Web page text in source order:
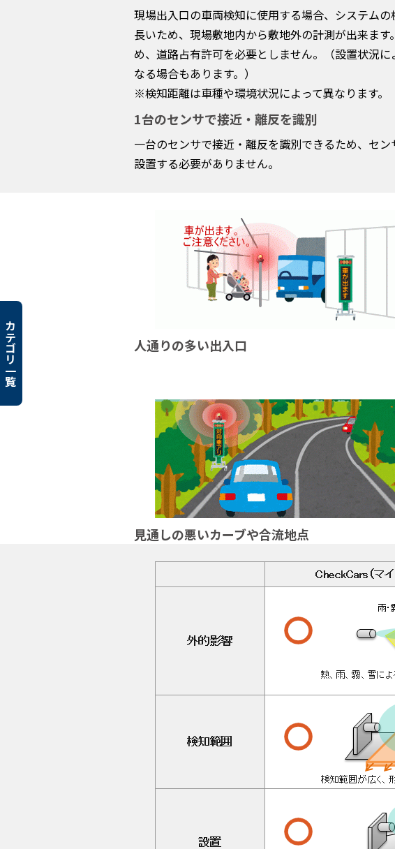
現場出入口の車両検知に使用する場合、システムの
長いため、現場敷地内から敷地外の計測が出来ます
め、道路占有許可を必要としません。（設置状況に
なる場合もあります。）
※検知距離は車種や環境状況によって異なります。
1台のセンサで接近・離反を識別
一台のセンサで接近・離反を識別できるため、セン
設置する必要がありません。
人通りの多い出入口
見通しの悪いカーブや合流地点
カテゴリ一覧